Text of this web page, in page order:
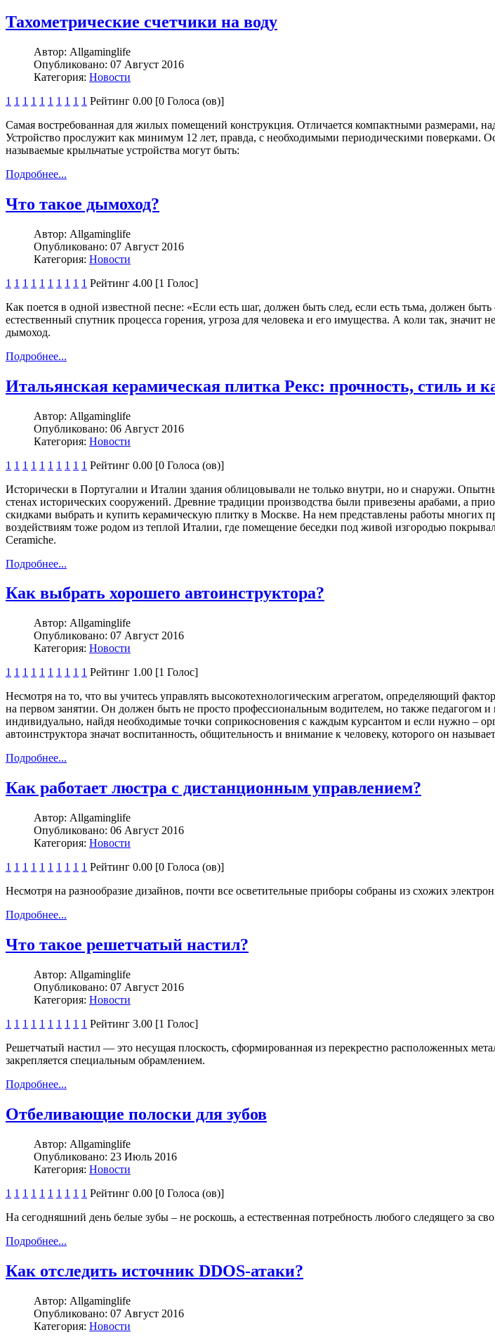
Тахометрические счетчики на воду
Автор: Allgaminglife
Опубликовано: 07 Август 2016
Категория: Новости
1 1 1 1 1 1 1 1 1 1 Рейтинг 0.00 [0 Голоса (ов)]
Самая востребованная для жилых помещений конструкция. Отличается компактными размерами,
Устройство прослужит как минимум 12 лет, правда, с необходимыми периодическими поверками.
называемые крыльчатые устройства могут быть:
Подробнее...
Что такое дымоход?
Автор: Allgaminglife
Опубликовано: 07 Август 2016
Категория: Новости
1 1 1 1 1 1 1 1 1 1 Рейтинг 4.00 [1 Голос]
Как поется в одной известной песне: «Если есть шаг, должен быть след, если есть тьма, должен
естественный спутник процесса горения, угроза для человека и его имущества. А коли так,
дымоход.
Подробнее...
Итальянская керамическая плитка Рекс: прочность, стиль и
Автор: Allgaminglife
Опубликовано: 06 Август 2016
Категория: Новости
1 1 1 1 1 1 1 1 1 1 Рейтинг 0.00 [0 Голоса (ов)]
Исторически в Португалии и Италии здания облицовывали не только внутри, но и снаружи.
стенах исторических сооружений. Древние традиции производства были привезены арабами, а
скидками выбрать и купить керамическую плитку в Москве. На нем представлены работы
воздействиям тоже родом из теплой Италии, где помещение беседки под живой изгородью
Ceramiche.
Подробнее...
Как выбрать хорошего автоинструктора?
Автор: Allgaminglife
Опубликовано: 07 Август 2016
Категория: Новости
1 1 1 1 1 1 1 1 1 1 Рейтинг 1.00 [1 Голос]
Несмотря на то, что вы учитесь управлять высокотехнологическим агрегатом, определяющий
на первом занятии. Он должен быть не просто профессиональным водителем, но также педагогом
индивидуально, найдя необходимые точки соприкосновения с каждым курсантом и если нужно –
автоинструктора значат воспитанность, общительность и внимание к человеку, которого он
Подробнее...
Как работает люстра с дистанционным управлением?
Автор: Allgaminglife
Опубликовано: 06 Август 2016
Категория: Новости
1 1 1 1 1 1 1 1 1 1 Рейтинг 0.00 [0 Голоса (ов)]
Несмотря на разнообразие дизайнов, почти все осветительные приборы собраны из схожих
Подробнее...
Что такое решетчатый настил?
Автор: Allgaminglife
Опубликовано: 07 Август 2016
Категория: Новости
1 1 1 1 1 1 1 1 1 1 Рейтинг 3.00 [1 Голос]
Решетчатый настил — это несущая плоскость, сформированная из перекрестно расположенных
закрепляется специальным обрамлением.
Подробнее...
Отбеливающие полоски для зубов
Автор: Allgaminglife
Опубликовано: 23 Июль 2016
Категория: Новости
1 1 1 1 1 1 1 1 1 1 Рейтинг 0.00 [0 Голоса (ов)]
На сегодняшний день белые зубы – не роскошь, а естественная потребность любого следящего за
Подробнее...
Как отследить источник DDOS-атаки?
Автор: Allgaminglife
Опубликовано: 07 Август 2016
Категория: Новости